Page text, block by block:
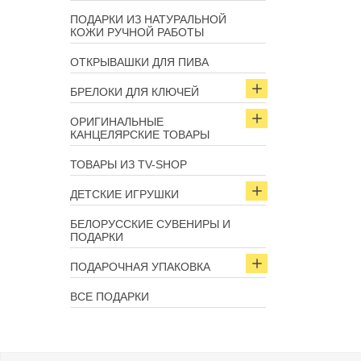
ПОДАРКИ ИЗ НАТУРАЛЬНОЙ
КОЖИ РУЧНОЙ РАБОТЫ
ОТКРЫВАШКИ ДЛЯ ПИВА
БРЕЛОКИ ДЛЯ КЛЮЧЕЙ
ОРИГИНАЛЬНЫЕ
КАНЦЕЛЯРСКИЕ ТОВАРЫ
ТОВАРЫ ИЗ TV-SHOP
ДЕТСКИЕ ИГРУШКИ
БЕЛОРУССКИЕ СУВЕНИРЫ И
ПОДАРКИ
ПОДАРОЧНАЯ УПАКОВКА
ВСЕ ПОДАРКИ